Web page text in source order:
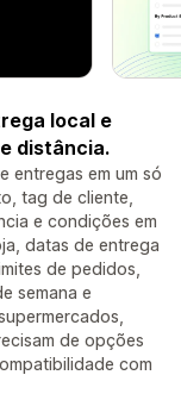
local e
distância.
entregas em um só
tag de cliente,
e condições em
datas de entrega
de pedidos,
semana e
de opções
com